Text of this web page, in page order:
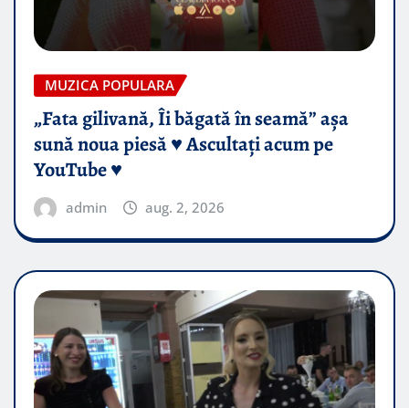
MUZICA POPULARA
„Fata gilivană, Îi băgată în seamă” așa
sună noua piesă ♥️ Ascultați acum pe
YouTube ♥️
admin aug. 2, 2026